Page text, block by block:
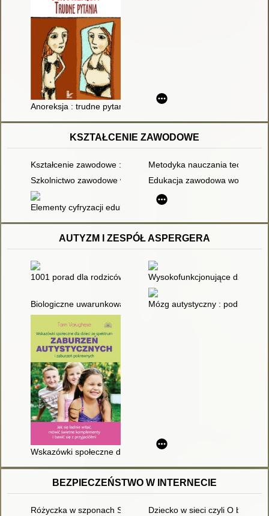
Anoreksja : trudne pytania
KSZTAŁCENIE ZAWODOWE
Kształcenie zawodowe : problematyka ogólna i badanie
Metodyka nauczania
Szkolnictwo zawodowe w Królestwie Polskim w latach 1815-
Edukacja zawodowa wobec
Elementy cyfryzacji edukacji z elementami modyfikacji
AUTYZM I ZESPÓŁ ASPERGERA
1001 porad dla rodziców i terapeutów dzieci z autyzmem i
Wysokofunkcjonujące dzieci
Biologiczne uwarunkowania autyzmuMózg autystyczny : podróż w
Wskazówki społeczne dla dzieci ze spektrum zaburzeń
BEZPIECZEŃSTWO W INTERNECIE
Różyczka w szponach Sieci : scenariusz przedstawienia z
Dziecko w sieci czyli O